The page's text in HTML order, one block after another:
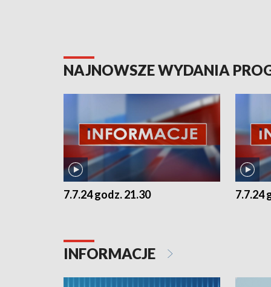
NAJNOWSZE WYDANIA
7.7.24 godz. 21.30 7.7.24
INFORMACJE